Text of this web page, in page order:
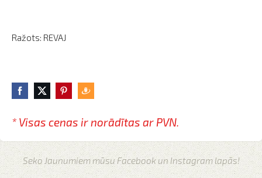
* Visas cenas ir norādītas ar PVN.
Ražots: REVAJ
Seko Jaunumiem mūsu Facebook un Instagram lapās!